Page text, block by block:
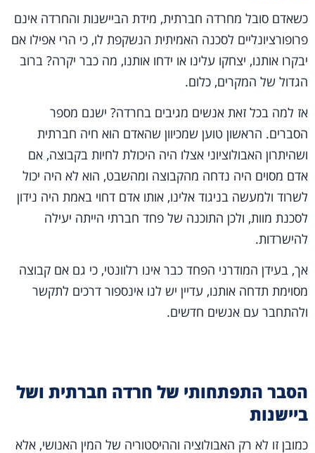
כשאדם סובל מחרדה חברתית, מידת הביישנות והחרדה אינם
פרופורציונליים לסכנה האמיתית הנשקפת לו, כי הרי אפילו אם
יבקרו אותנו, יצחקו עלינו או ידחו אותנו, מה כבר יקרה? ברוב
הגדול של המקרים, כלום.
אז למה בכל זאת אנשים מגיבים בחרדה? ישנם מספר
הסברים. הראשון טוען שמכיוון שהאדם הוא חיה חברתית
ושהיתרון האבולוציוני אצלו היה היכולת לחיות בקבוצה, אם
אדם מסוים היה נדחה מהקבוצה ומהשבט, הוא לא היה יכול
לשרוד ולמעשה בניגוד אלינו, אותו אדם דחוי באמת היה נידון
לסכנת מוות, ולכן התוכנה של פחד חברתי הייתה יעילה
להישרדות.
אך, בעידן המודרני הפחד כבר אינו רלוונטי, כי גם אם קבוצה
מסוימת תדחה אותנו, עדיין יש לנו אינספור דרכים לתקשר
ולהתחבר עם אנשים חדשים.
הסבר התפתחותי של חרדה חברתית ושל
ביישנות
כמובן זו לא רק האבולוציה וההיסטוריה של המין האנושי, אלא